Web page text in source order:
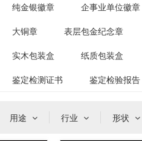
纯金银徽章 企事业单位徽章
大铜章 表层包金纪念章
实木包装盒 纸质包装盒
鉴定检测证书 鉴定检验报告
用途 行业 形状